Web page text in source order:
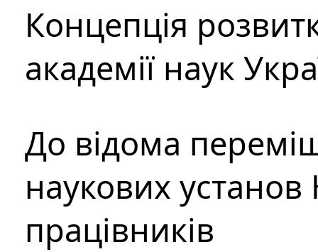
Концепція
академії наук
До відома
наукових установ
працівників